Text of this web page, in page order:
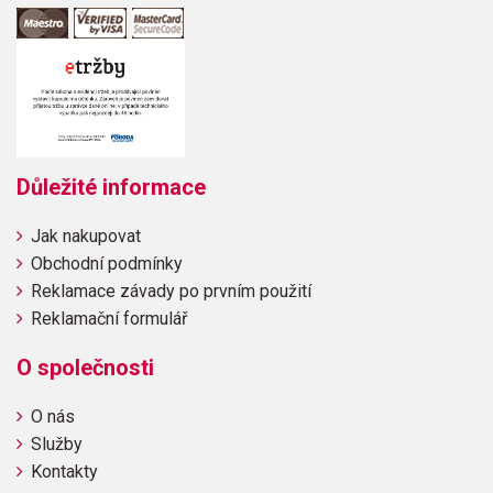
Důležité informace
Jak nakupovat
Obchodní podmínky
Reklamace závady po prvním použití
Reklamační formulář
O společnosti
O nás
Služby
Kontakty